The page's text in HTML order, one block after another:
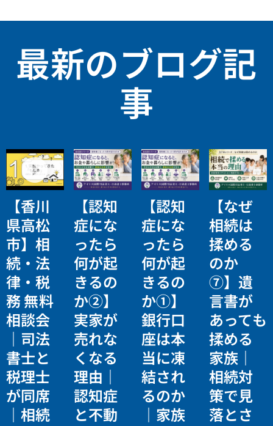
最新のブログ記
事
【香川
県高松
市】相
続・法
律・税
務 無料
相談会
｜司法
書士と
税理士
が同席
｜相続
【認知
症にな
ったら
何が起
きるの
か②】
実家が
売れな
くなる
理由｜
認知症
と不動
【認知
症にな
ったら
何が起
きるの
か①】
銀行口
座は本
当に凍
結され
るのか
｜家族
【なぜ
相続は
揉める
のか
⑦】遺
言書が
あっても
揉める
家族｜
相続対
策で見
落とさ